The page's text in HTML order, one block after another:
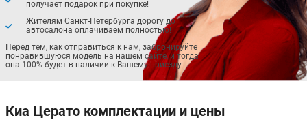
получает подарок при покупке!
Жителям Санкт-Петербурга дорогу до
автосалона оплачиваем полностью!
Перед тем, как отправиться к нам, забронируйте
понравившуюся модель на нашем сайте, и тогда
она 100% будет в наличии к Вашему приезду.
Киа Церато комплектации и цены